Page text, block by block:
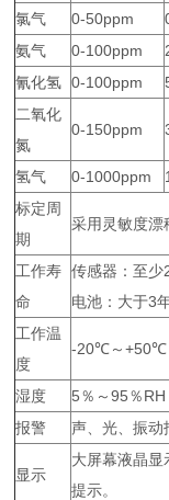
氯气 0-50ppm
氨气
0-100ppm
氰化氢 0-100ppm
二氧化
氮
0-150ppm
氢气 0-1000ppm
标定周
期
采用灵敏度漂
工作寿
命
传感器：至少
电池：大于3
工作温
度
-20℃～+50℃
湿度
5％～95％RH
报警
声、光、振动
显示
大屏幕液晶
提示。